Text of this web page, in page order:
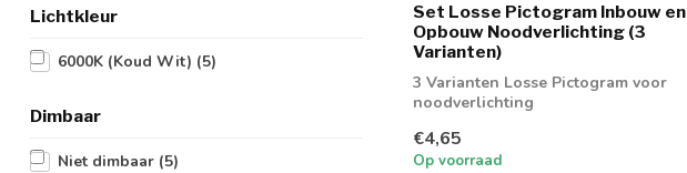
Lichtkleur
6000K (Koud Wit) (5)
Dimbaar
Niet dimbaar (5)
Set Losse Pictogram Inbouw en
Opbouw Noodverlichting (3
Varianten)
3 Varianten Losse Pictogram voor
noodverlichting
€4,65
Op voorraad